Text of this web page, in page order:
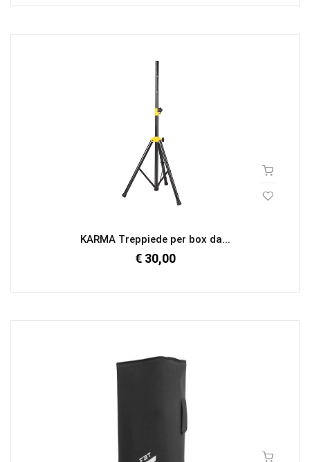
KARMA Treppiede per box da...
€ 30,00